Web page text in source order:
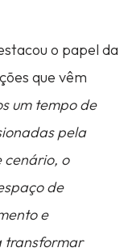
o papel da
que vêm
um tempo de
pela
cenário, o
de
e
transformar